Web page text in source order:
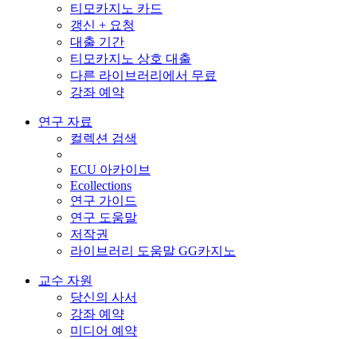
티모카지노 카드
갱신 + 요청
대출 기간
티모카지노 상호 대출
다른 라이브러리에서 무료
강좌 예약
연구 자료
컬렉션 검색
ECU 아카이브
Ecollections
연구 가이드
연구 도움말
저작권
라이브러리 도움말 GG카지노
교수 자원
당신의 사서
강좌 예약
미디어 예약